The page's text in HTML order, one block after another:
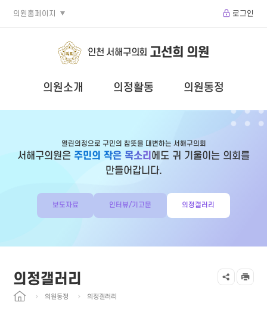
의원홈페이지 로그인
인천 서해구의회 고선희 의원
의원소개 의정활동 의원동정
열린의정으로 구민의 참뜻을 대변하는 서해구의회
서해구의원은 주민의 작은 목소리 에도 귀 기울이는 의회를
만들어갑니다.
보도자료 인터뷰/기고문 의정갤러리
의정갤러리
의원동정 의정갤러리